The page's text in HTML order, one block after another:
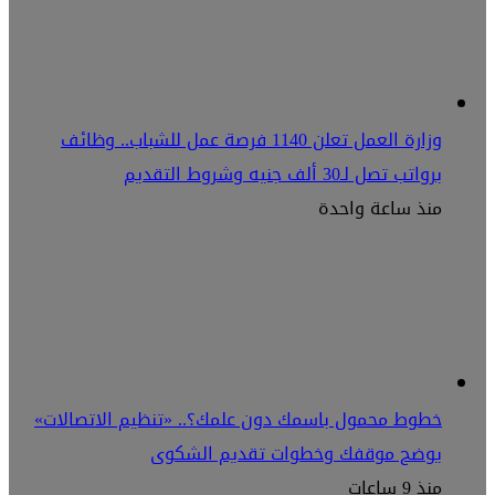
وزارة العمل تعلن 1140 فرصة عمل للشباب.. وظائف
برواتب تصل لـ30 ألف جنيه وشروط التقديم
منذ ساعة واحدة
خطوط محمول باسمك دون علمك؟.. «تنظيم الاتصالات»
يوضح موقفك وخطوات تقديم الشكوى
منذ 9 ساعات